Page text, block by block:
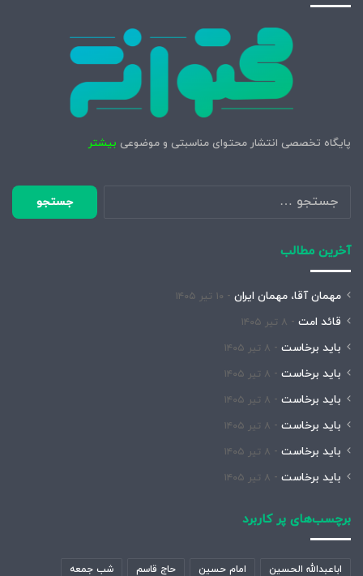
پایگاه تخصصی انتشار محتوای مناسبتی و موضوعی بیشتر
جستجو
برای:
آخرین مطالب
مهمان آقا، مهمان ایران ۱۰ تیر ۱۴۰۵
قائد امت ۸ تیر ۱۴۰۵
باید برخاست ۸ تیر ۱۴۰۵
باید برخاست ۸ تیر ۱۴۰۵
باید برخاست ۸ تیر ۱۴۰۵
باید برخاست ۸ تیر ۱۴۰۵
باید برخاست ۸ تیر ۱۴۰۵
باید برخاست ۸ تیر ۱۴۰۵
برچسب‌های پر کاربرد
اباعبدالله الحسین امام حسین حاج قاسم شب جمعه